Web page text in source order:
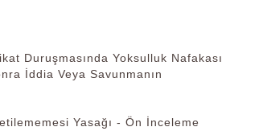
Duruşmasında Yoksulluk Nafakası
İddia Veya Savunmanın
Yasağı - Ön İnceleme